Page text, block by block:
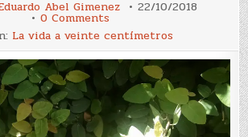
Abel Gimenez 22/10/2018
0 Commentson
La vida a veinte centímetros